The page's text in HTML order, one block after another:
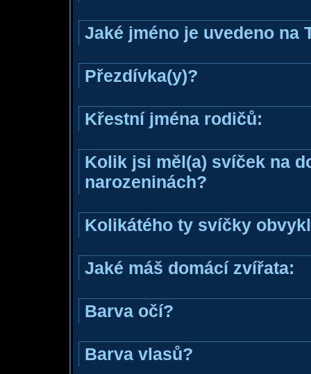
Jaké jméno je uvedeno na
Přezdívka(y)?
Křestní jména rodičů:
Kolik jsi měl(a) svíček na
narozeninách?
Kolikátého ty svíčky
Jaké máš domácí zvířata:
Barva očí?
Barva vlasů?